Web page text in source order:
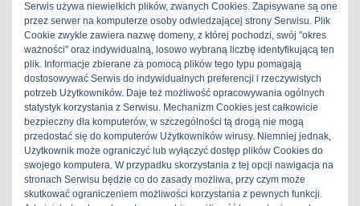
Blaupunkt C-1800
30 lipca 2023| Maxim|
Serwis używa niewielkich plików, zwanych Cookies. Zapisywane są one
przez serwer na komputerze osoby odwiedzającej strony Serwisu. Plik
Cookie zwykle zawiera nazwę domeny, z której pochodzi, swój "okres
ważności" oraz indywidualną, losowo wybraną liczbę identyfikującą ten
plik. Informacje zbierane za pomocą plików tego typu pomagają
dostosowywać Serwis do indywidualnych preferencji i rzeczywistych
potrzeb Użytkowników. Daje też możliwość opracowywania ogólnych
statystyk korzystania z Serwisu. Mechanizm Cookies jest całkowicie
bezpieczny dla komputerów, w szczególności tą drogą nie mogą
przedostać się do komputerów Użytkowników wirusy. Niemniej jednak,
Użytkownik może ograniczyć lub wyłączyć dostęp plików Cookies do
swojego komputera. W przypadku skorzystania z tej opcji nawigacja na
stronach Serwisu będzie co do zasady możliwa, przy czym może
skutkować ograniczeniem możliwości korzystania z pewnych funkcji.